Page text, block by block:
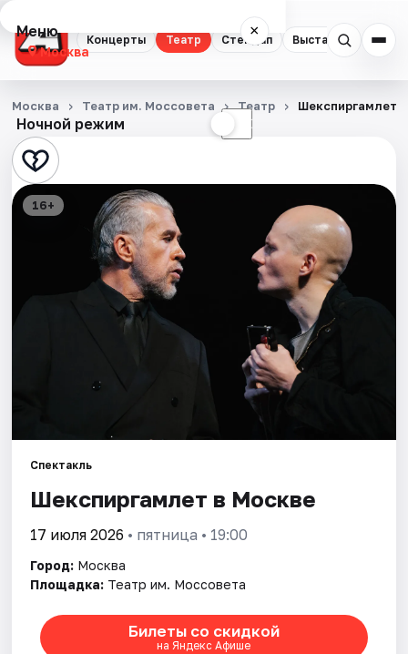
Концерты Театр Стендап Выставки
Меню ×
Москва
Концерты
Театр
Стендап
Площадки
Артисты
Рейтинги
Ночной режим ☾
Москва Театр им. Моссовета Театр Шекспиргамлет
16+
Спектакль
Шекспиргамлет в Москве
17 июля 2026 • пятница • 19:00
Город: Москва
Площадка: Театр им. Моссовета
Билеты со скидкой
на Яндекс Афише